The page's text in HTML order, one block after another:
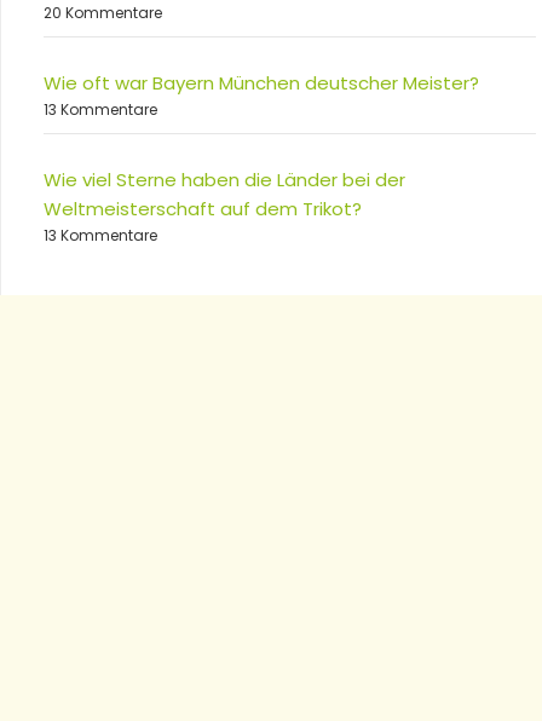
20 Kommentare
Wie oft war Bayern München deutscher Meister?
13 Kommentare
Wie viel Sterne haben die Länder bei der
Weltmeisterschaft auf dem Trikot?
13 Kommentare